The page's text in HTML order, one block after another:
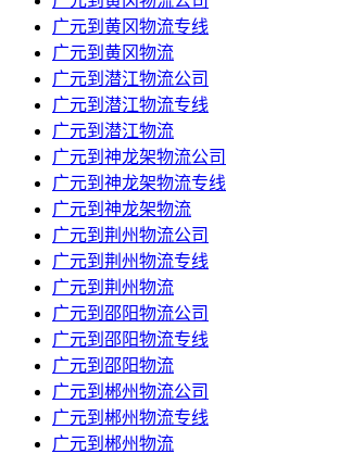
​广元到黄冈物流专线
​广元到黄冈物流
​广元到潜江物流公司
​广元到潜江物流专线
​广元到潜江物流
​广元到神龙架物流公司
​广元到神龙架物流专线
​广元到神龙架物流
​广元到荆州物流公司
​广元到荆州物流专线
​广元到荆州物流
​广元到邵阳物流公司
​广元到邵阳物流专线
​广元到邵阳物流
​广元到郴州物流公司
​广元到郴州物流专线
​广元到郴州物流